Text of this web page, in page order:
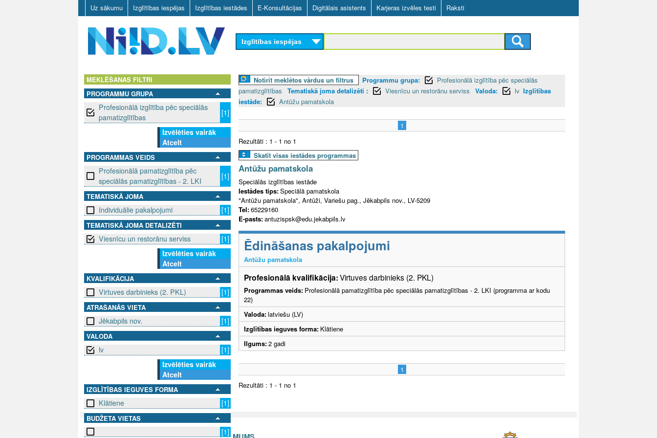
Skip
to
main
content
Uz sākumu Izglītības iespējas Izglītības iestādes E-Konsultācijas Digitālais asistents Karjeras izvēles testi Raksti
D
L
Izglītības iespējas
MEKLĒŠANAS FILTRI
PROGRAMMU GRUPA
Profesionālā izglītība pēc speciālās
pamatizglītības
[1]
Izvēlēties vairāk
Atcelt
PROGRAMMAS VEIDS
Profesionālā pamatizglītība pēc
speciālās pamatizglītības - 2. LKI
[1]
TEMATISKĀ JOMA
Individuālie pakalpojumi [1]
TEMATISKĀ JOMA DETALIZĒTI
Viesnīcu un restorānu serviss
[1]
Izvēlēties vairāk
Atcelt
KVALIFIKĀCIJA
Virtuves darbinieks (2. PKL) [1]
ATRAŠANĀS VIETA
Jēkabpils nov. [1]
VALODA
lv
[1]
Izvēlēties vairāk
Atcelt
IZGLĪTĪBAS IEGUVES FORMA
Klātiene [1]
BUDŽETA VIETAS
[1]
Notīrīt meklētos vārdus un filtrus Programmu grupa:
Profesionālā izglītība pēc speciālās
pamatizglītības
Tematiskā joma detalizēti : Viesnīcu un restorānu serviss Valoda: lv Izglītības
iestāde:
Antūžu pamatskola
1
Rezultāti : 1 - 1 no 1
Skatīt visas iestādes programmas
Antūžu pamatskola
Speciālās izglītības iestāde
Iestādes tips:Speciālā pamatskola
"Antūžu pamatskola", Antūži, Variešu pag., Jēkabpils nov., LV-5209
Tel:65229160
E-pasts:antuzispsk@edu.jekabpils.lv
Ēdināšanas pakalpojumi
Antūžu pamatskola
Profesionālā kvalifikācija:Virtuves darbinieks (2. PKL)
Programmas veids: Profesionālā pamatizglītība pēc speciālās pamatizglītības - 2. LKI (programma ar kodu
22)
Valoda:latviešu (LV)
Izglītības ieguves forma: Klātiene
Ilgums:2 gadi
1
Rezultāti : 1 - 1 no 1
SEKO MUMS